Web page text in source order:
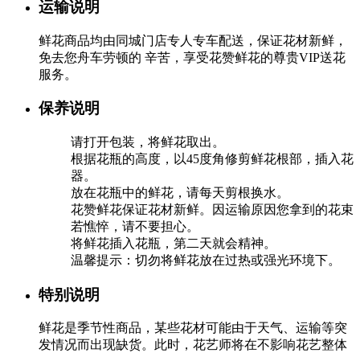
运输说明
鲜花商品均由同城门店专人专车配送，保证花材新鲜，
免去您舟车劳顿的 辛苦，享受花赞鲜花的尊贵VIP送花
服务。
保养说明
请打开包装，将鲜花取出。
根据花瓶的高度，以45度角修剪鲜花根部，插入花
器。
放在花瓶中的鲜花，请每天剪根换水。
花赞鲜花保证花材新鲜。因运输原因您拿到的花束
若憔悴，请不要担心。
将鲜花插入花瓶，第二天就会精神。
温馨提示：切勿将鲜花放在过热或强光环境下。
特别说明
鲜花是季节性商品，某些花材可能由于天气、运输等突
发情况而出现缺货。此时，花艺师将在不影响花艺整体